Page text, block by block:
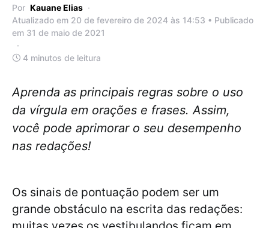
Por Kauane Elias
Atualizado em 20 de fevereiro de 2024 às 14:53 • Publicado
em 31 de maio de 2021
4 minutos de leitura
Aprenda as principais regras sobre o uso
da vírgula em orações e frases. Assim,
você pode aprimorar o seu desempenho
nas redações!
Os sinais de pontuação podem ser um
grande obstáculo na escrita das redações: